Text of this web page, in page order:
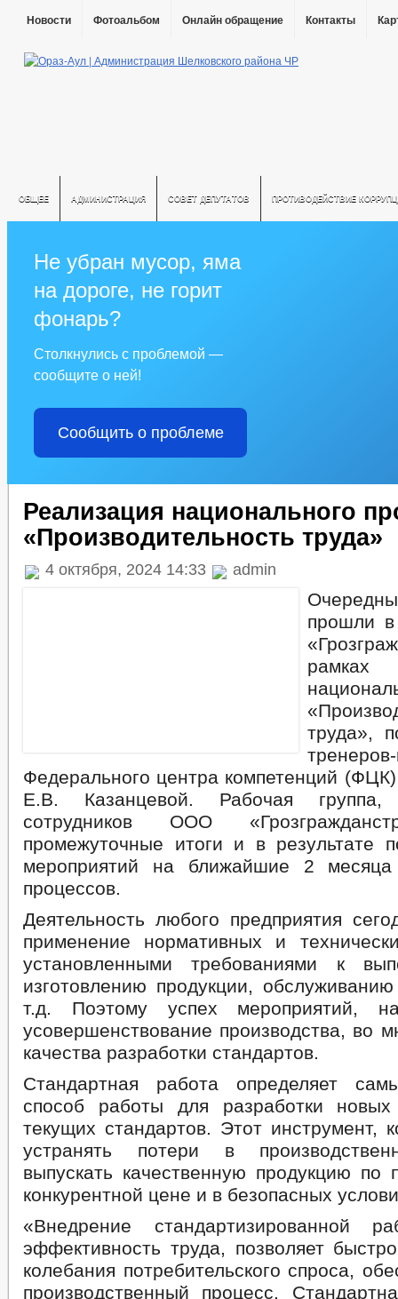
Новости Фотоальбом Онлайн обращение Контакты
ОБЩЕЕ АДМИНИСТРАЦИЯ СОВЕТ ДЕПУТАТОВ ПРОТИВОДЕЙСТВИЕ
Не убран мусор, яма
на дороге, не горит
фонарь?
Столкнулись с проблемой —
сообщите о ней!
Сообщить о проблеме
Реализация национального
«Производительность труда»
4 октября, 2024 14:33 admin
прошли
труда»,
Федерального центра компетенций
Е.В. Казанцевой. Рабочая
сотрудников ООО
промежуточные итоги и в результате
мероприятий на ближайшие 2
процессов.
Деятельность любого предприятия
применение нормативных и
установленными требованиями к
изготовлению продукции,
т.д. Поэтому успех мероприятий,
усовершенствование производства, во
качества разработки стандартов.
Стандартная работа определяет
способ работы для разработки
текущих стандартов. Этот инструмент,
устранять потери в
выпускать качественную продукцию по
конкурентной цене и в безопасных
«Внедрение стандартизированной
эффективность труда, позволяет
колебания потребительского спроса,
производственный процесс.